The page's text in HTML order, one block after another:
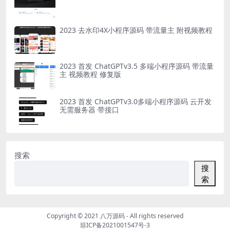
2023 去水印4X小程序源码 带流量主 附视频教程
2023 首发 ChatGPTv3.5 多端小程序源码 带流量
主 视频教程 修复版
2023 首发 ChatGPTv3.0多端小程序源码 云开发
无需服务器 带接口
搜索
搜
索
Copyright © 2021 八万源码- All rights reserved
琼ICP备2021001547号-3